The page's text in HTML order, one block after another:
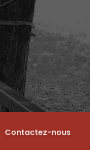
Contactez-nous